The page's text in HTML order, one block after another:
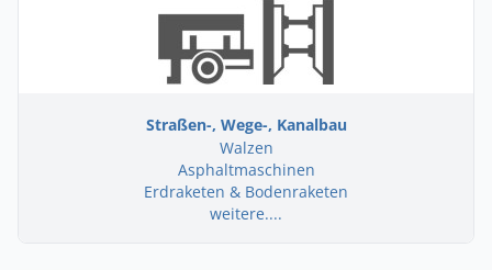
Straßen-, Wege-, Kanalbau
Walzen
Asphaltmaschinen
Erdraketen & Bodenraketen
weitere....